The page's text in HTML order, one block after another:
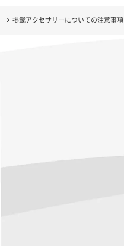
掲載アクセサリーについての注意事項